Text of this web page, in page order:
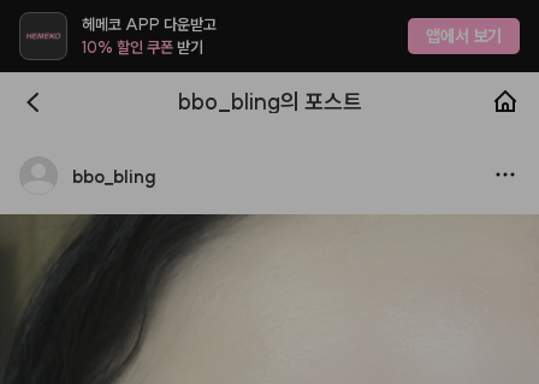
헤메코 APP 다운받고
10% 할인 쿠폰받기 앱에서 보기
bbo_bling의 포스트
bbo bling